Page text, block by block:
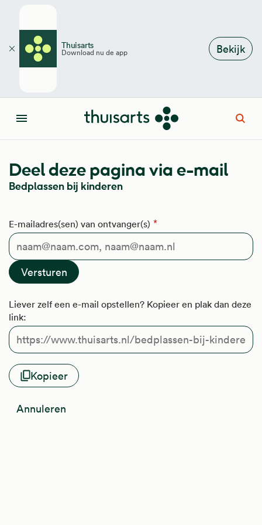
Thuisarts
Download nu de app Bekijk
Sluiten
Menu
Deel deze pagina via e-mail
Bedplassen bij kinderen
E-mailadres(sen) van ontvanger(s)
Liever zelf een e-mail opstellen? Kopieer en plak dan deze
link:
Kopieer
Annuleren